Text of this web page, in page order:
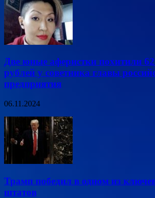
Две юные аферистки похитили
рублей у советника главы
предприятия
06.11.2024
Трамп победил в одном из
штатов